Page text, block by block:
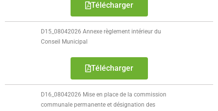
Télécharger
D15_08042026 Annexe règlement intérieur du
Conseil Municipal
Télécharger
D16_08042026 Mise en place de la commission
communale permanente et désignation des